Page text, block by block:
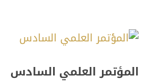
المؤتمر العلمي السادس